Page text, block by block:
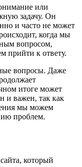
или
задачу. Он
и часто не может
когда мы
вопросом,
прийти к ответу.
вопросы. Даже
итоге может
и важен, так как
мы можем
проблем.
который